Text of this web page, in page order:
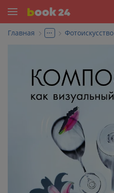
Главная ... Фотоискусство